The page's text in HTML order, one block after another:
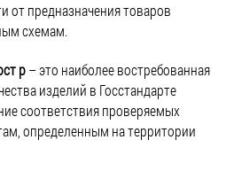
от предназначения товаров
схемам.
р– это наиболее востребованная
изделий в Госстандарте
соответствия проверяемых
определенным на территории